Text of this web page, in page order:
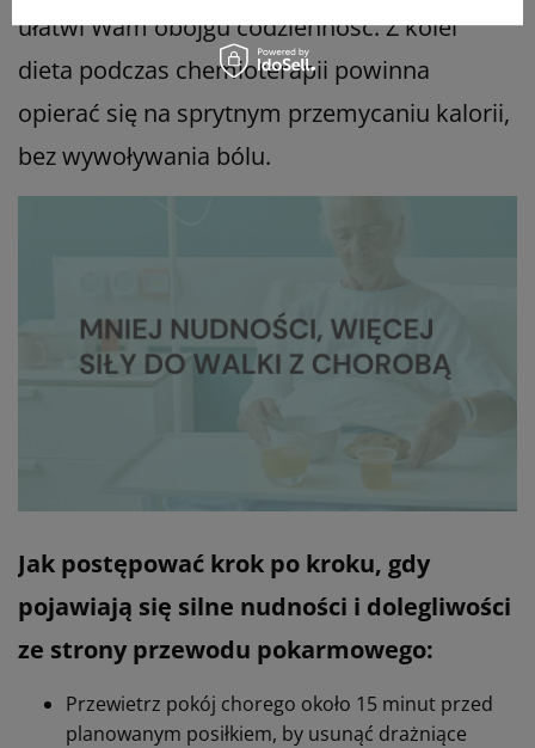
ułatwi Wam obojgu codzienność. Z kolei
dieta podczas chemioterapii powinna
opierać się na sprytnym przemycaniu kalorii,
bez wywoływania bólu.
Jak postępować krok po kroku, gdy
pojawiają się silne nudności i dolegliwości
ze strony przewodu pokarmowego:
Przewietrz pokój chorego około 15 minut przed
planowanym posiłkiem, by usunąć drażniące